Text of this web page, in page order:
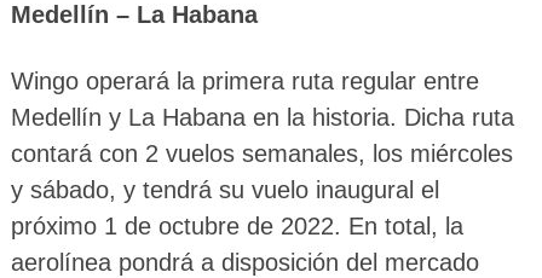
Medellín – La Habana
Wingo operará la primera ruta regular entre
Medellín y La Habana en la historia. Dicha ruta
contará con 2 vuelos semanales, los miércoles
y sábado, y tendrá su vuelo inaugural el
próximo 1 de octubre de 2022. En total, la
aerolínea pondrá a disposición del mercado